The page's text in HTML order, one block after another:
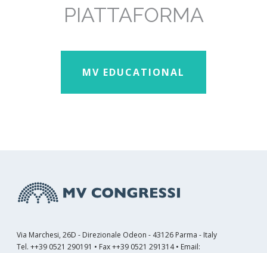
PIATTAFORMA
MV EDUCATIONAL
Via Marchesi, 26D - Direzionale Odeon - 43126 Parma - Italy
Tel. ++39 0521 290191 • Fax ++39 0521 291314 • Email: